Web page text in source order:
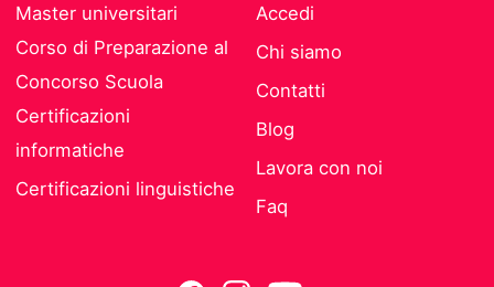
Master universitari
Corso di Preparazione al
Concorso Scuola
Certificazioni
informatiche
Certificazioni linguistiche
Accedi
Chi siamo
Contatti
Blog
Lavora con noi
Faq